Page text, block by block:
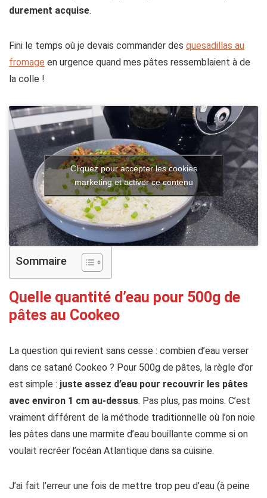
durement acquise.
Fini le temps où je devais commander des quesadillas au
fromage en urgence quand mes pâtes ressemblaient à de
la colle !
Cliquez pour accepter les cookies
marketing et activer ce contenu
Sommaire
Quelle quantité d’eau pour 500g de
pâtes au Cookeo
La question qui revient sans cesse : combien d’eau verser
dans ce satané Cookeo ? Pour 500g de pâtes, la règle d’or
est simple : juste assez d’eau pour recouvrir les pâtes
avec environ 1 cm au-dessus. Pas plus, pas moins. C’est
vraiment différent de la méthode traditionnelle où l’on noie
les pâtes dans une marmite d’eau bouillante comme si on
voulait recréer l’océan Atlantique dans sa cuisine.
J’ai fait l’erreur une fois de mettre trop peu d’eau (à peine